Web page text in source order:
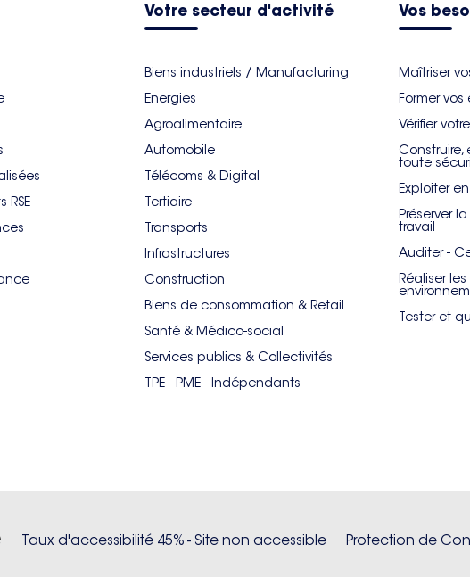
Votre secteur d'activité
Biens industriels / Manufacturing
Energies
Agroalimentaire
Automobile
Télécoms & Digital
Tertiaire
Transports
Infrastructures
Construction
Biens de consommation & Retail
Santé & Médico-social
Services publics & Collectivités
TPE - PME - Indépendants
Vos
Maîtriser
Former
Vérifier
Construire,
toute
Exploiter
Préserver
travail
Auditer -
Réaliser
Tester et
Taux d'accessibilité 45% - Site non accessible Protection de